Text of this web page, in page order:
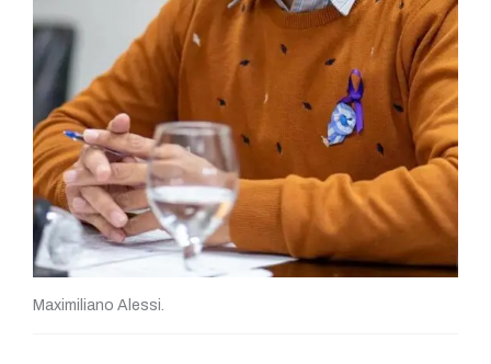
Maximiliano Alessi.